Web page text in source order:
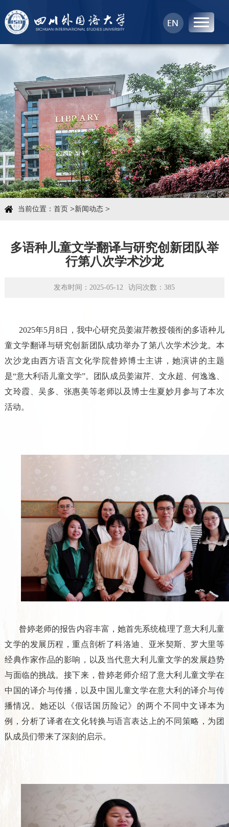
首页
中心概况
科学研究
学术团队
学术交流
资源下载
当前位置： 首页>新闻动态>
多语种儿童文学翻译与研究创新团队举
行第八次学术沙龙
发布时间：2025-05-12 访问次数：385
2025年5月8日， 我中心研究员姜淑芹教授领衔的多语种儿
童文学翻译与研究创新团队成功举办了第八次学术沙龙。本
次沙龙由西方语言文化学院昝婷博士主讲，她演讲的主题
是“意大利语儿童文学”。团队成员姜淑芹、文永超、何逸逸、
文玲霞、吴多、张惠美等老师以及博士生夏妙月参与了本次
活动。
昝婷老师的报告内容丰富，她首先系统梳理了意大利儿童
文学的发展历程，重点剖析了科洛迪、亚米契斯、罗大里等
经典作家作品的影响，以及当代意大利儿童文学的发展趋势
与面临的挑战。接下来，昝婷老师介绍了意大利儿童文学在
中国的译介与传播，以及中国儿童文学在意大利的译介与传
播情况。她还以《假话国历险记》的两个不同中文译本为
例，分析了译者在文化转换与语言表达上的不同策略，为团
队成员们带来了深刻的启示。